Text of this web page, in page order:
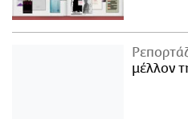
μέλλον